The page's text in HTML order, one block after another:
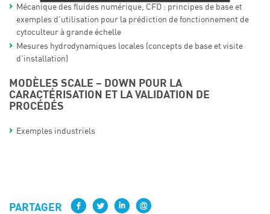
Mécanique des fluides numérique, CFD : principes de base et
exemples d’utilisation pour la prédiction de fonctionnement de
cytoculteur à grande échelle
Mesures hydrodynamiques locales (concepts de base et visite
d’installation)
MODÈLES SCALE – DOWN POUR LA
CARACTÉRISATION ET LA VALIDATION DE
PROCÉDÉS
Exemples industriels
PARTAGER